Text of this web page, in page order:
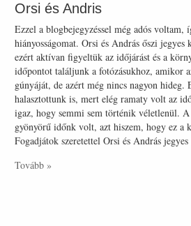
Orsi és Andris
Ezzel a blogbejegyzéssel még adós voltam,
hiányosságomat. Orsi és András őszi jegyes
ezért aktívan figyeltük az időjárást és a
időpontot találjunk a fotózásukhoz, amikor
gúnyáját, de azért még nincs nagyon hideg.
halasztottunk is, mert elég ramaty volt az
igaz, hogy semmi sem történik véletlenül.
gyönyörű időnk volt, azt hiszem, hogy ez a
Fogadjátok szeretettel Orsi és András
Tovább »